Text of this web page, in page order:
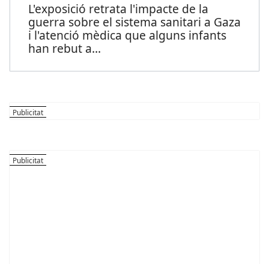
L'exposició retrata l'impacte de la
guerra sobre el sistema sanitari a Gaza
i l'atenció mèdica que alguns infants
han rebut a...